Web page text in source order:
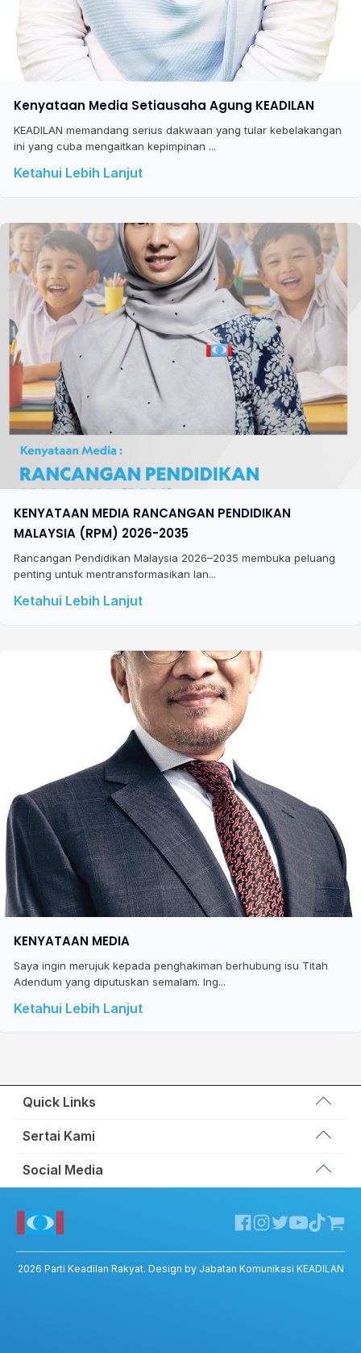
Kenyataan Media Setiausaha Agung KEADILAN
KEADILAN memandang serius dakwaan yang tular kebelakangan
ini yang cuba mengaitkan kepimpinan ...
Ketahui Lebih Lanjut
KENYATAAN MEDIA RANCANGAN PENDIDIKAN
MALAYSIA (RPM) 2026-2035
Rancangan Pendidikan Malaysia 2026–2035 membuka peluang
penting untuk mentransformasikan lan...
Ketahui Lebih Lanjut
KENYATAAN MEDIA
Saya ingin merujuk kepada penghakiman berhubung isu Titah
Adendum yang diputuskan semalam. Ing...
Ketahui Lebih Lanjut
Quick Links
Wakil Rakyat
Hubungi Kami
Sumbangan
Sertai Kami
Portal Anggota KEADILAN
Social Media
Twitter KEADILAN
Channel Telegram KEADILAN
Kedai KEADILAN
ADIL – Privacy Policy
2026 Parti Keadilan Rakyat. Design by Jabatan Komunikasi KEADILAN